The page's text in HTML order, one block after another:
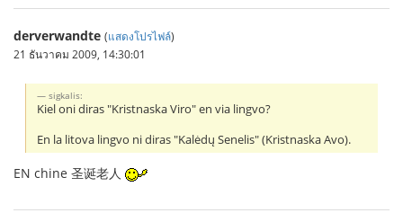
derverwandte (แสดงโปรไฟล์)
21 ธันวาคม 2009, 14:30:01
sigkalis:
Kiel oni diras "Kristnaska Viro" en via lingvo?
En la litova lingvo ni diras "Kalėdų Senelis" (Kristnaska Avo).
EN chine 圣诞老人